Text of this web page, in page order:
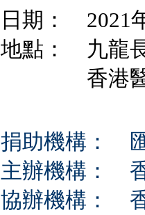
日期： 2021
地點： 九龍
香港
捐助機構：
主辦機構：
協辦機構：